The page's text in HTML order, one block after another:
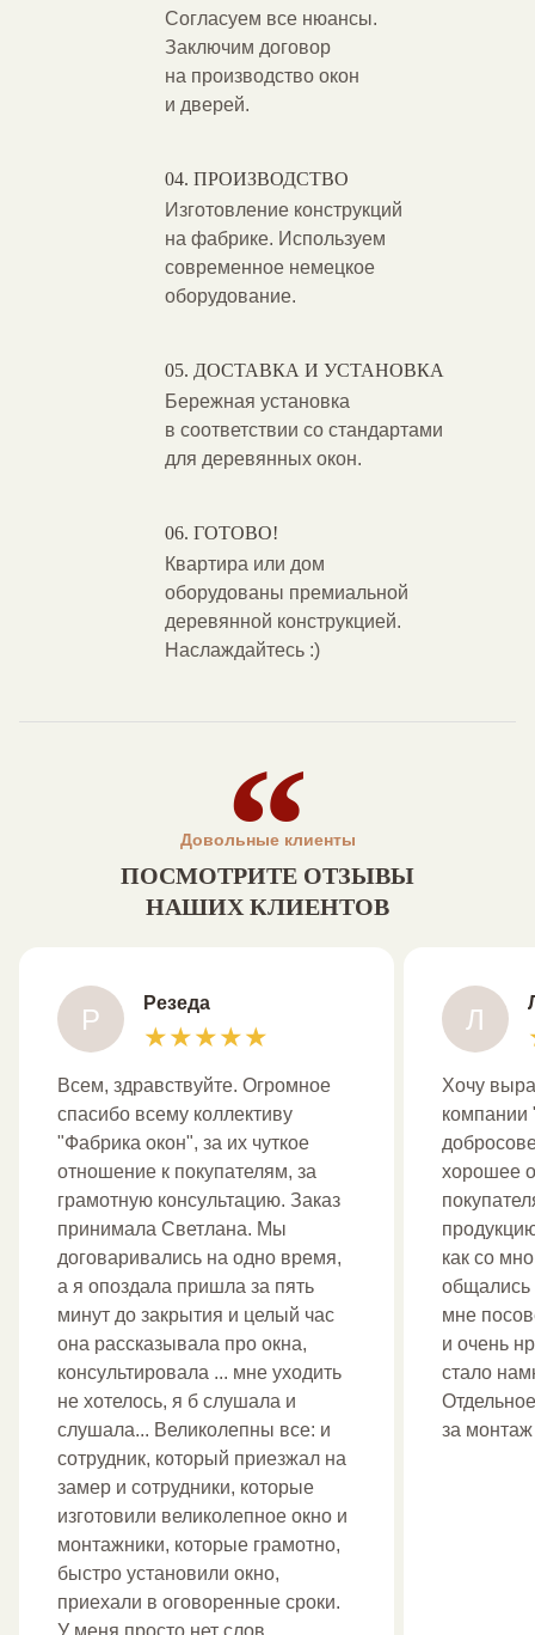
Согласуем все нюансы.
Заключим договор
на производство окон
и дверей.
ПРОИЗВОДСТВО
Изготовление конструкций
на фабрике. Используем
современное немецкое
оборудование.
ДОСТАВКА И УСТАНОВКА
Бережная установка
в соответствии со стандартами
для деревянных окон.
ГОТОВО!
Квартира или дом
оборудованы премиальной
деревянной конструкцией.
Наслаждайтесь :)
Довольные клиенты
ПОСМОТРИТЕ ОТЗЫВЫ
НАШИХ КЛИЕНТОВ
Р Резеда
★★★★★
Всем, здравствуйте. Огромное
спасибо всему коллективу
"Фабрика окон", за их чуткое
отношение к покупателям, за
грамотную консультацию. Заказ
принимала Светлана. Мы
договаривались на одно время,
а я опоздала пришла за пять
минут до закрытия и целый час
она рассказывала про окна,
консультировала ... мне уходить
не хотелось, я б слушала и
слушала... Великолепны все: и
сотрудник, который приезжал на
замер и сотрудники, которые
изготовили великолепное окно и
монтажники, которые грамотно,
быстро установили окно,
приехали в оговоренные сроки.
Л
Хочу
компании
хорошее
как со
общались
мне
и очень
стало
за монтаж